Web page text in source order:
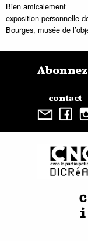
Bien amicalement
exposition personnelle
Bourges, musée de
contact